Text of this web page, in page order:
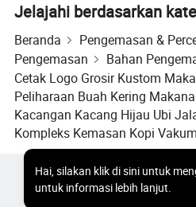
Jelajahi berdasarkan
Beranda Pengemasan &
Pengemasan
Bahan
Cetak Logo Grosir Kustom
Peliharaan Buah Kering
Kacangan Kacang Hijau Ubi
Kompleks Kemasan Kopi Vakum
Hai,silakan klik di sini untuk
untuk informasi lebih lanjut.
Produk Populer Harga Produk
Pembeli bintang